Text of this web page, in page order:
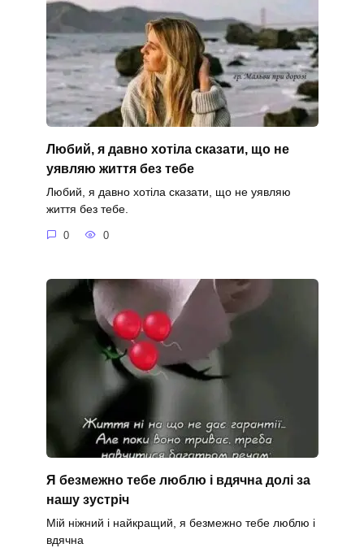
Любий, я давно хотіла сказати, що не
уявляю життя без тебе
Любий, я давно хотіла сказати, що не уявляю
життя без тебе.
0 0
Я безмежно тебе люблю і вдячна долі за
нашу зустріч
Мій ніжний і найкращий, я безмежно тебе люблю і
вдячна